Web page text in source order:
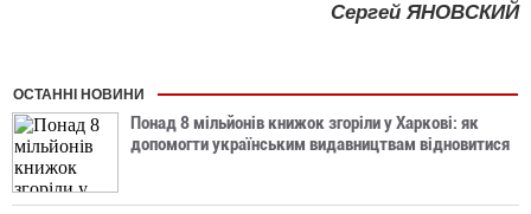
Сергей ЯНОВСКИЙ
ОСТАННІ НОВИНИ
Понад 8 мільйонів книжок згоріли у Харкові: як
допомогти українським видавництвам відновитися